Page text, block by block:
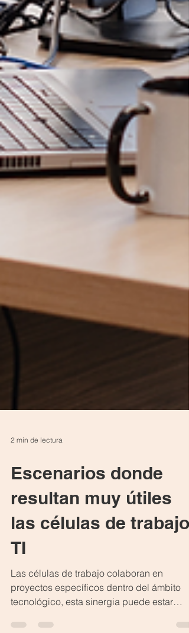
2 min de lectura
Escenarios donde
resultan muy útiles
las células de trabajo
TI
Las células de trabajo colaboran en
proyectos específicos dentro del ámbito